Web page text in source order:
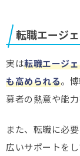
転職エージ
実は転職エージ
も高められる。
募者の熱意や能
また、転職に必
広いサポートを